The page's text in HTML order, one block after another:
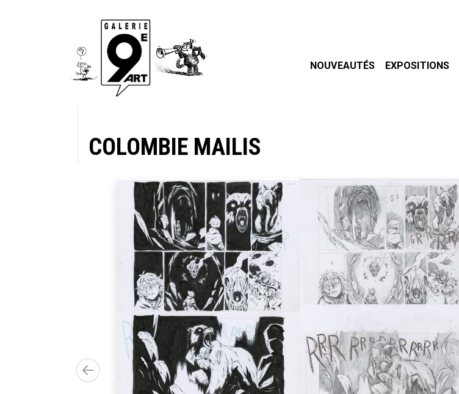
NOUVEAUTÉS EXPOSITIONS
COLOMBIE MAILIS